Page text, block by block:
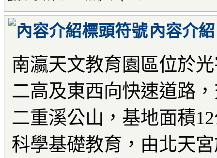
內容介紹
南瀛天文教育園區位於
二高及東西向快速道路
二重溪公山，基地面積
科學基礎教育，由北天